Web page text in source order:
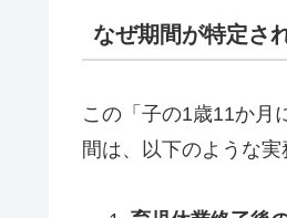
なぜ期間が特定さ
この「子の1歳11か月
間は、以下のような実